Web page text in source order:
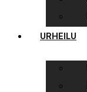
URHEILU